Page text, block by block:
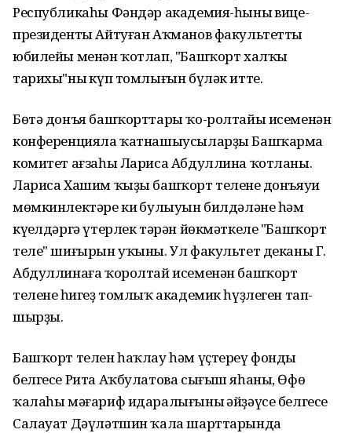
Республикаһы Фәндәр академия-һының вице-
президенты Айтуған Аҡманов факультетты
юбилейы менән ҡотлап, "Башҡорт халҡы
тарихы"ның күп томлығын бүләк итте.
Бөтә донъя башҡорттары ҡо-ролтайы исеменән
конференцияла ҡатнашыусыларҙы Башҡарма
комитет ағзаһы Лариса Абдуллина ҡотланы.
Лариса Хашим ҡыҙы башҡорт теленең донъяуи
мөмкинлектәре киң булыуын билдәләне һәм
күңелдәргә үтерлек тәрән йөкмәткеле "Башҡорт
теле" шиғырын уҡыны. Ул факультет деканы Г.
Абдуллинаға ҡоролтай исеменән башҡорт
теленең һигеҙ томлыҡ академик һүҙлеген тап-
шырҙы.
Башҡорт телен һаҡлау һәм үҫтереү фонды
белгесе Рита Аҡбулатова сығыш яһаны, Өфө
ҡалаһы мәғариф идаралығының әйҙәүсе белгесе
Салауат Дәүләтшин ҡала шарттарында